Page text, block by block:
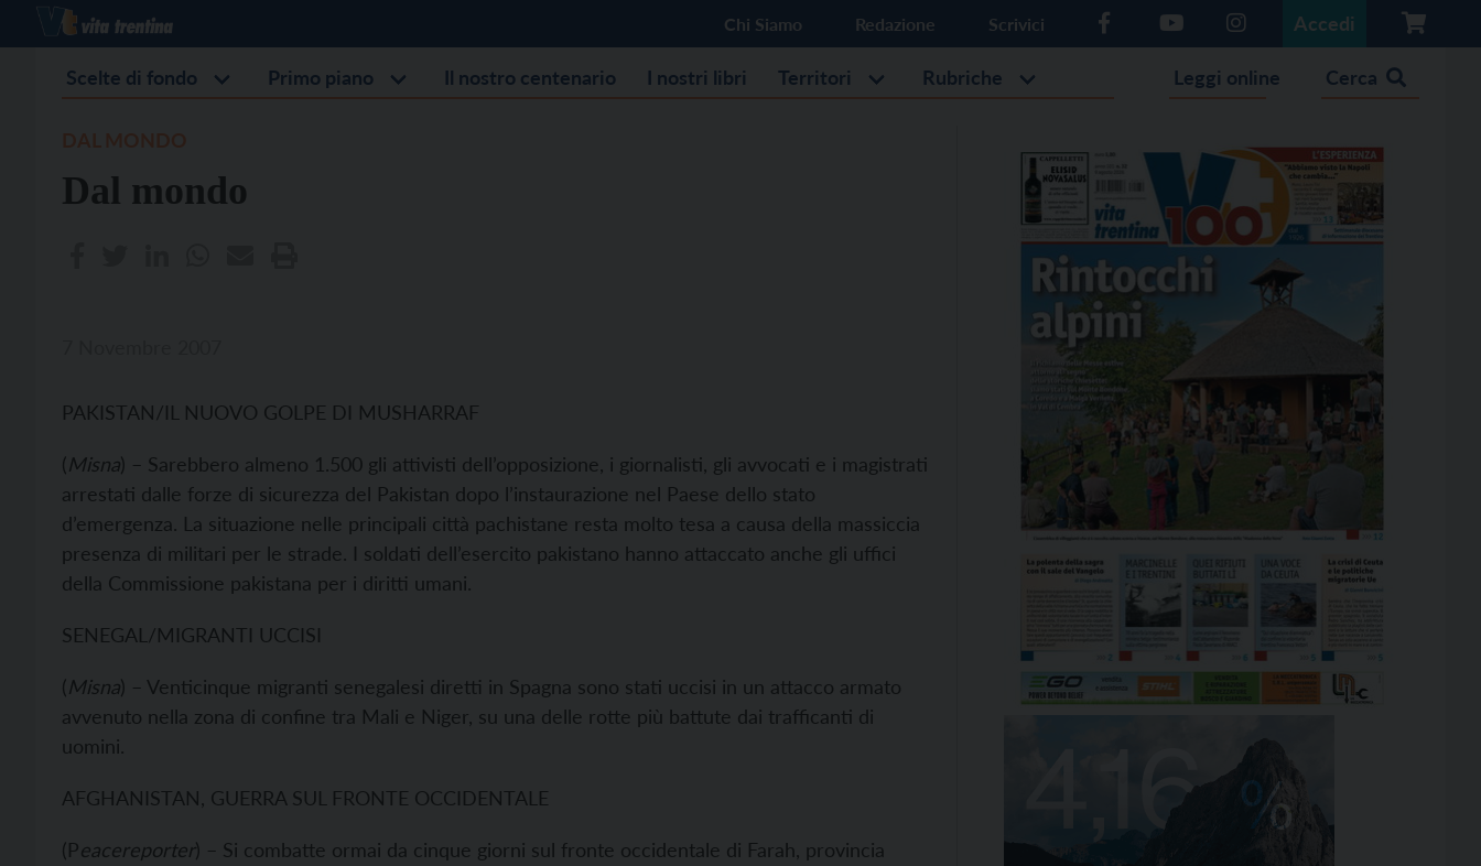
Chi Siamo Redazione Scrivici Accedi
Scelte di fondo Primo piano Il nostro centenario I nostri libri Territori Rubriche Leggi online Cerca
Dal mondo
PAKISTAN/IL NUOVO GOLPE DI MUSHARRAF
(Misna) – Sarebbero almeno 1.500 gli attivisti dell’opposizione, i giornalisti, gli avvocati e i magistrati
arrestati dalle forze di sicurezza del Pakistan dopo l’instaurazione nel Paese dello stato
d’emergenza. La situazione nelle principali città pachistane resta molto tesa a causa della massiccia
presenza di militari per le strade. I soldati dell’esercito pakistano hanno attaccato anche gli uffici
della Commissione pakistana per i diritti umani.
SENEGAL/MIGRANTI UCCISI
(Misna) – Venticinque migranti senegalesi diretti in Spagna sono stati uccisi in un attacco armato
avvenuto nella zona di confine tra Mali e Niger, su una delle rotte più battute dai trafficanti di
uomini.
AFGHANISTAN, GUERRA SUL FRONTE OCCIDENTALE
(Peacereporter) – Si combatte ormai da cinque giorni sul fronte occidentale di Farah, provincia